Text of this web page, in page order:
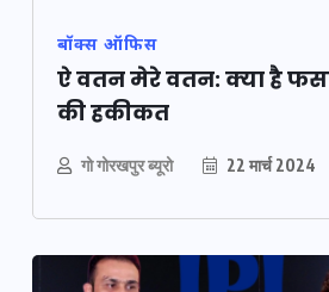
बॉक्स ऑफिस
ऐ वतन मेरे वतन: क्या है
की हकीकत
गो गोरखपुर ब्यूरो 22 मार्च 2024